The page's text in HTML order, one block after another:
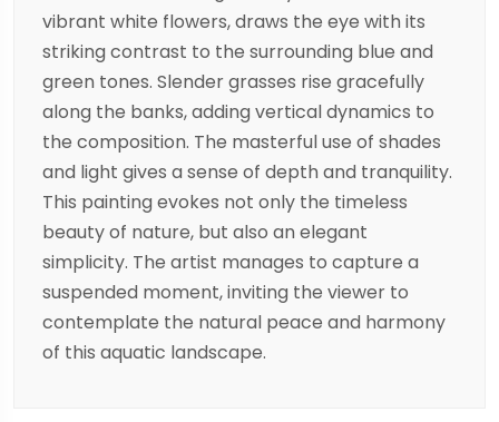
vibrant white flowers, draws the eye with its
striking contrast to the surrounding blue and
green tones. Slender grasses rise gracefully
along the banks, adding vertical dynamics to
the composition. The masterful use of shades
and light gives a sense of depth and tranquility.
This painting evokes not only the timeless
beauty of nature, but also an elegant
simplicity. The artist manages to capture a
suspended moment, inviting the viewer to
contemplate the natural peace and harmony
of this aquatic landscape.